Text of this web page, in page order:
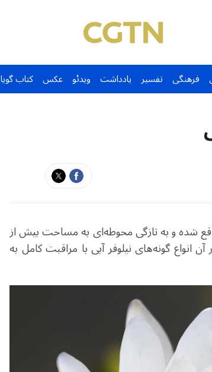
فرهنگی تفسیر یادداشت ویدئو عکس کتاب گویا
شده و به تازگی محوطه‌ای به مساحت بیش از
آن انواع گونه‌های نیلوفر آبی با مراقبت کامل به